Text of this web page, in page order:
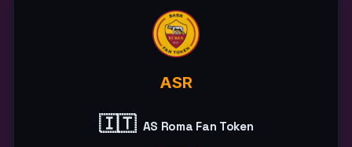
ASR
🇮🇹 AS Roma Fan Token